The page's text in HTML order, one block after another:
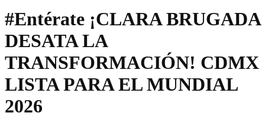
#Entérate ¡CLARA BRUGADA
DESATA LA
TRANSFORMACIÓN! CDMX
LISTA PARA EL MUNDIAL
2026